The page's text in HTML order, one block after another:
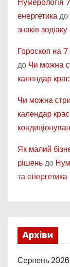
Нумерологія
енергетикадо
знаків зодіаку
Гороскоп на 7
до Чи можна
календар
Чи можна
календар
Як малий
рішеньдо
та енергетика
Архіви
Серпень 2026